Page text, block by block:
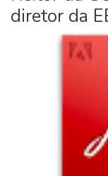
Statistics
diretor da